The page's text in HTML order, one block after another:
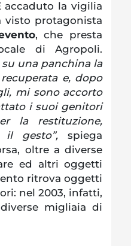
accaduto la vigilia
visto protagonista
, che presta
di Agropoli.
una panchina la
e, dopo
mi sono accorto
i suoi genitori
la restituzione,
il gesto”,spiega
oltre a diverse
ed altri oggetti
ritrova oggetti
nel 2003, infatti,
migliaia di